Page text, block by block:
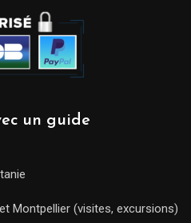
un guide
Montpellier (visites, excursions)